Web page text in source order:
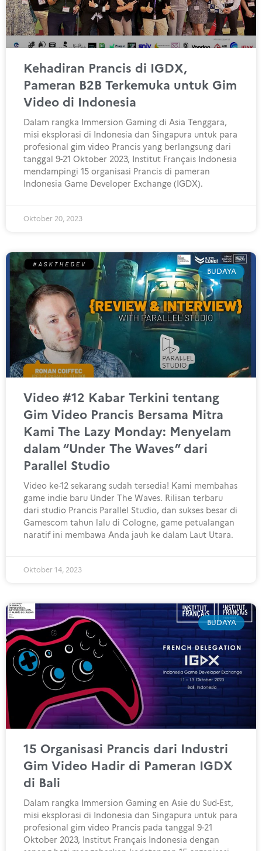
Kehadiran Prancis di IGDX,
Pameran B2B Terkemuka untuk Gim
Video di Indonesia
Dalam rangka Immersion Gaming di Asia Tenggara,
misi eksplorasi di Indonesia dan Singapura untuk para
profesional gim video Prancis yang berlangsung dari
tanggal 9-21 Oktober 2023, Institut Français Indonesia
mendampingi 15 organisasi Prancis di pameran
Indonesia Game Developer Exchange (IGDX).
Oktober 20, 2023
BUDAYA
Video #12 Kabar Terkini tentang
Gim Video Prancis Bersama Mitra
Kami The Lazy Monday: Menyelam
dalam “Under The Waves” dari
Parallel Studio
Video ke-12 sekarang sudah tersedia! Kami membahas
game indie baru Under The Waves. Rilisan terbaru
dari studio Prancis Parallel Studio, dan sukses besar di
Gamescom tahun lalu di Cologne, game petualangan
naratif ini membawa Anda jauh ke dalam Laut Utara.
Oktober 14, 2023
BUDAYA
15 Organisasi Prancis dari Industri
Gim Video Hadir di Pameran IGDX
di Bali
Dalam rangka Immersion Gaming en Asie du Sud-Est,
misi eksplorasi di Indonesia dan Singapura untuk para
profesional gim video Prancis pada tanggal 9-21
Oktober 2023, Institut Français Indonesia dengan